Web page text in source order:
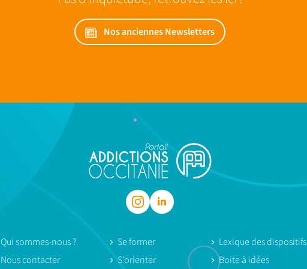
Nos anciennes Newsletters
Qui sommes-nous ?
Nous contacter
Se former
S'orienter
Lexique des dispositifs
Boite à idées